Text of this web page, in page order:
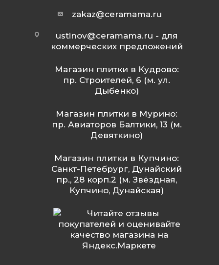
zakaz@ceramama.ru
ustinov@ceramama.ru - для
коммерческих предложений
Магазин плитки в Кудрово:
пр. Строителей, 6 (м. ул.
Дыбенко)
Магазин плитки в Мурино:
пр. Авиаторов Балтики, 13 (м.
Девяткино)
Магазин плитки в Купчино:
Санкт-Петебрург, Дунайский
пр., 28 корп.2 (м. Звёздная,
Купчино, Дунайская)